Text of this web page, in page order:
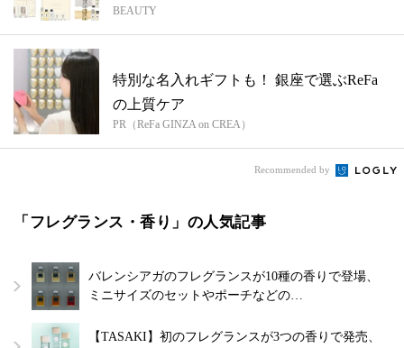
BEAUTY
特別な名入れギフトも！ 銀座で選ぶReFa
の上質ケア
PR（ReFa GINZA on CREA）
Recommended by
「フレグランス・香り」の人気記事
バレンシアガのフレグランスが10種の香りで登場、
ミニサイズのセットやポーチなどの…
【TASAKI】初のフレグランスが3つの香りで発売、